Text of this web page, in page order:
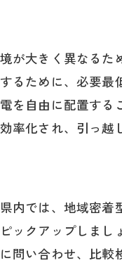
く
続き
り方
が大きく異なるた
るために、必要最
を自由に配置する
化され、引っ越
内では、地域密着
ックアップしまし
問い合わせ、比較